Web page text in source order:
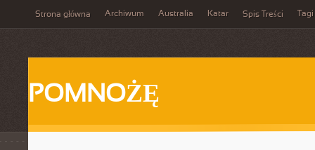
Strona główna Archiwum Australia Katar Spis Treści Tagi
POMNOŻĘ